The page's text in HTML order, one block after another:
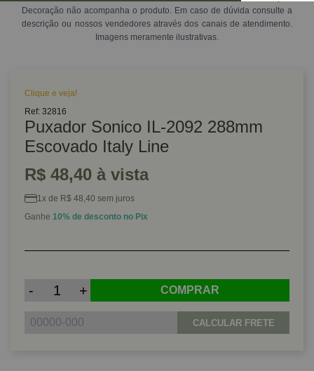
Decoração não acompanha o produto. Em caso de dúvida consulte a
descrição ou nossos vendedores através dos canais de atendimento.
Imagens meramente ilustrativas.
Clique e veja!
Ref: 32816
Puxador Sonico IL-2092 288mm
Escovado Italy Line
R$ 48,40 à vista
1x de R$ 48,40 sem juros
Ganhe 10% de desconto no Pix
- + COMPRAR
CALCULAR FRETE